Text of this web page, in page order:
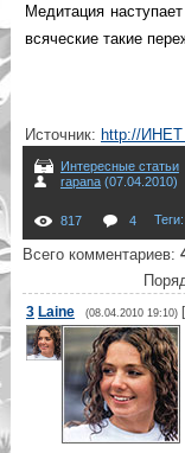
Медитация
всяческие такие
Источник: http://
Интересные статьи
rapana(07.04.2010)
817 4 Теги:
Всего комментариев:
3 Laine (08.04.2010 19:10)[